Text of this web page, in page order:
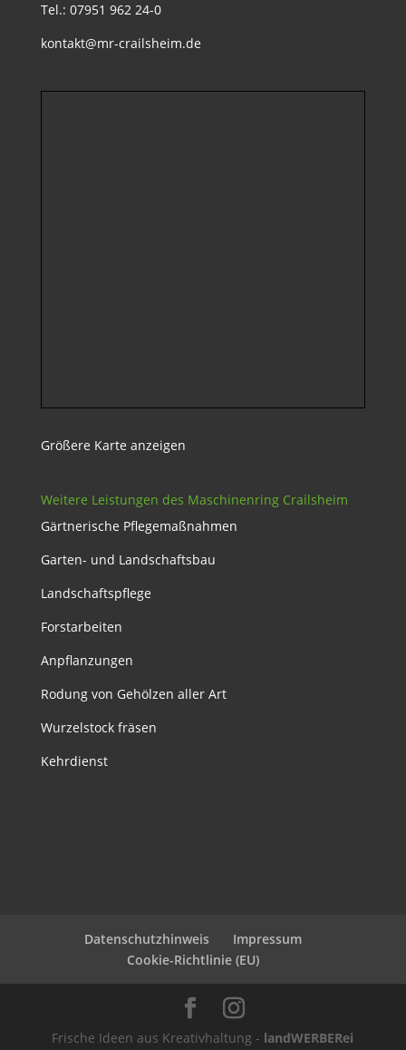
Tel.: 07951 962 24-0
kontakt@mr-crailsheim.de
Größere Karte anzeigen
Weitere Leistungen des Maschinenring Crailsheim
Gärtnerische Pflegemaßnahmen
Garten- und Landschaftsbau
Landschaftspflege
Forstarbeiten
Anpflanzungen
Rodung von Gehölzen aller Art
Wurzelstock fräsen
Kehrdienst
Datenschutzhinweis
Impressum
Cookie-Richtlinie (EU)
Frische Ideen aus Kreativhaltung - landWERBERei